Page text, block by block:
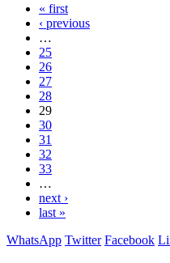
« first
‹ previous
…
25
26
27
28
29
30
31
32
33
…
next ›
last »
WhatsApp Twitter Facebook